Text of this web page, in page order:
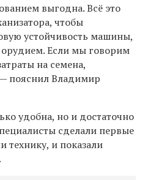
выгодна. Всё это
чтобы
устойчивость машины,
орудием. Если мы говорим
на семена,
пояснил Владимир
удобна, но и достаточно
сделали первые
технику, и показали